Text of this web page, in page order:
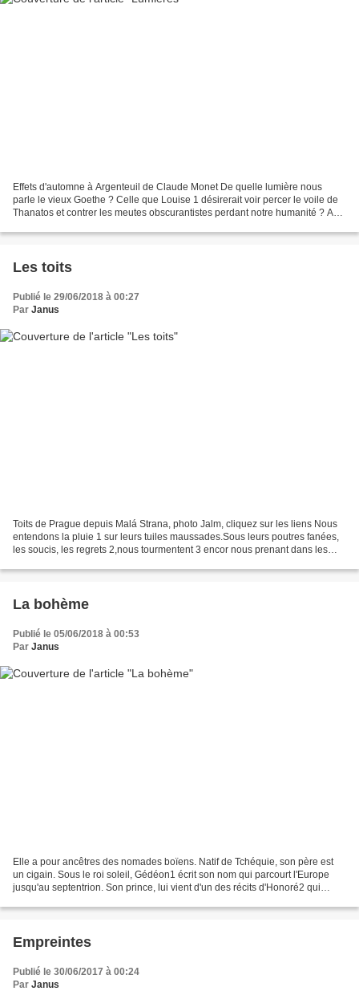
Effets d'automne à Argenteuil de Claude Monet De quelle lumière nous
parle le vieux Goethe ? Celle que Louise 1 désirerait voir percer le voile de
Thanatos et contrer les meutes obscurantistes perdant notre humanité ? A
Les toits
Publié le 29/06/2018 à 00:27
Par Janus
Toits de Prague depuis Malá Strana, photo Jalm, cliquez sur les liens Nous
entendons la pluie 1 sur leurs tuiles maussades.Sous leurs poutres fanées,
les soucis, les regrets 2,nous tourmentent 3 encor nous prenant dans les
La bohème
Publié le 05/06/2018 à 00:53
Par Janus
Elle a pour ancêtres des nomades boïens. Natif de Tchéquie, son père est
un cigain. Sous le roi soleil, Gédéon1 écrit son nom qui parcourt l'Europe
jusqu'au septentrion. Son prince, lui vient d'un des récits d'Honoré2 qui
Empreintes
Publié le 30/06/2017 à 00:24
Par Janus